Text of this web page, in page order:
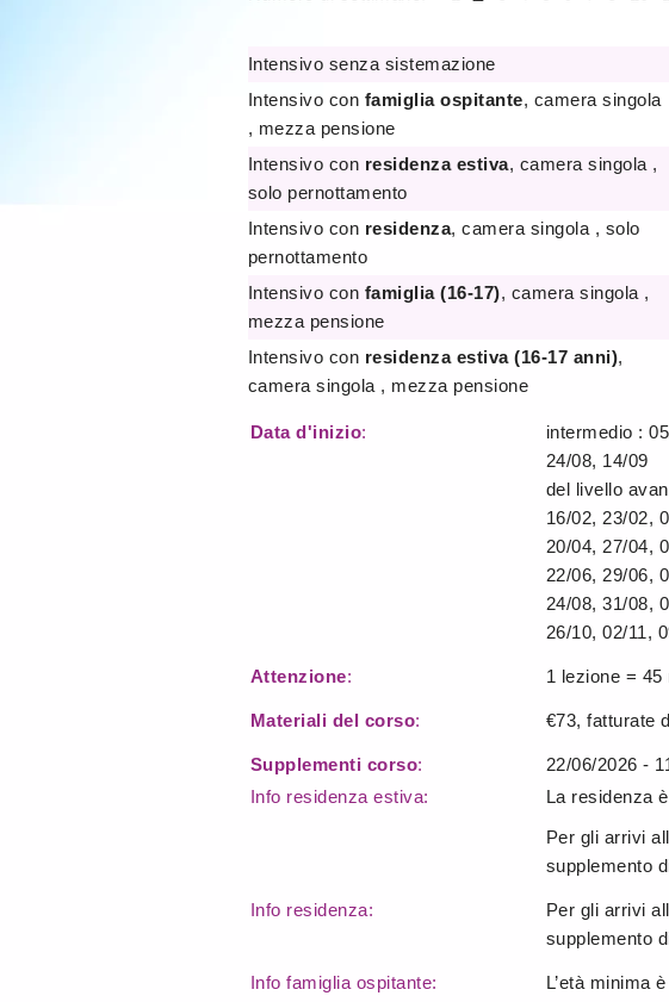
Intensivo senza sistemazione
Intensivo con famiglia ospitante, camera singola
, mezza pensione
Intensivo con residenza estiva, camera singola ,
solo pernottamento
Intensivo con residenza, camera singola , solo
pernottamento
Intensivo con famiglia (16-17), camera singola ,
mezza pensione
Intensivo con residenza estiva (16-17 anni),
camera singola , mezza pensione
Data d'inizio:
intermedio :
24/08, 14/09
del livello
16/02, 23/02,
20/04, 27/04,
22/06, 29/06,
24/08, 31/08,
26/10, 02/11,
Attenzione: 1 lezione = 45
Materiali del corso: €73, fatturate
Supplementi corso:
22/06/2026 -
Info residenza estiva:
La residenza
Per gli arrivi
supplemento
Info residenza:
Per gli arrivi
supplemento
Info famiglia ospitante: L’età minima